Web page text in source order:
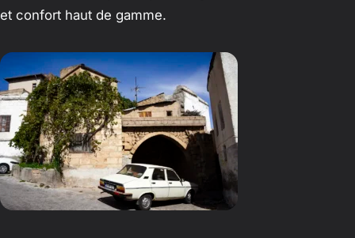
et confort haut de gamme.